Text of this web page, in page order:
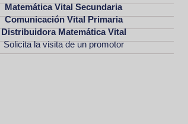
Matemática Vital Secundaria
Comunicación Vital Primaria
Distribuidora Matemática Vital
Solicita la visita de un promotor